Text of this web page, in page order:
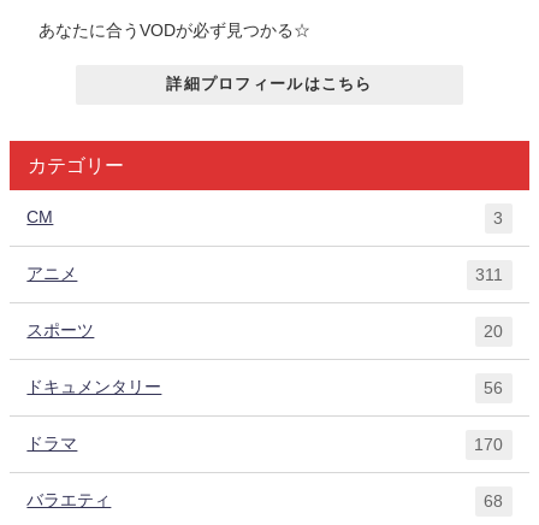
あなたに合うVODが必ず見つかる☆
詳細プロフィールはこちら
カテゴリー
CM 3
アニメ 311
スポーツ 20
ドキュメンタリー 56
ドラマ 170
バラエティ 68